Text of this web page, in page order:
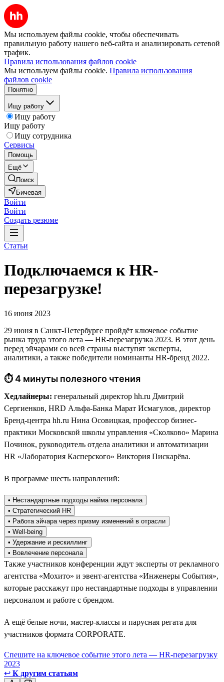
Мы используем файлы cookie, чтобы обеспечивать
правильную работу нашего веб-сайта и анализировать сетевой
трафик.
Правила использования файлов cookie
Мы используем файлы cookie. Правила использования
файлов cookie
Понятно
Ищу работу
Ищу работу
Ищу работу
Ищу сотрудника
Сервисы
Помощь
Ещё
Поиск
Бичевая
Войти
Войти
Создать резюме
Статьи
Подключаемся к HR-
перезагрузке!
16 июня 2023
29 июня в Санкт-Петербурге пройдёт ключевое событие
рынка труда этого лета — HR-перезагрузка 2023. В этот день
перед эйчарами со всей страны выступят эксперты,
аналитики, а также победители номинанты HR-бренд 2022.
⏱ 4 минуты полезного чтения
Хедлайнеры: генеральный директор hh.ru Дмитрий
Сергиенков, HRD Альфа-Банка Марат Исмагулов, директор
Бренд-центра hh.ru Нина Осовицкая, профессор бизнес-
практики Московской школы управления «Сколково» Марина
Починок, руководитель отдела аналитики и автоматизации
HR «Лаборатория Касперского» Виктория Пискарёва.
В программе шесть направлений:
• Нестандартные подходы найма персонала
• Стратегический HR
• Работа эйчара через призму изменений в отрасли
• Well-being
• Удержание и рескиллинг
• Вовлечение персонала
Также участников конференции ждут эксперты от рекламного
агентства «Мохито» и эвент-агентства «Инженеры События»,
которые расскажут про нестандартные подходы в управлении
персоналом и работе с брендом.
А ещё белые ночи, мастер-классы и парусная регата для
участников формата CORPORATE.
Спешите на ключевое событие этого лета — HR-перезагрузку
2023
↩ К другим статьям